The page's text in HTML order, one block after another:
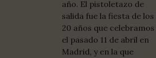
año. El pistoletazo de
salida fue la fiesta de los
20 años que celebramos
el pasado 11 de abril en
Madrid, y en la que